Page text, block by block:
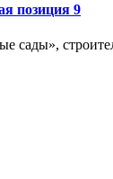
позиция 9
сады»,